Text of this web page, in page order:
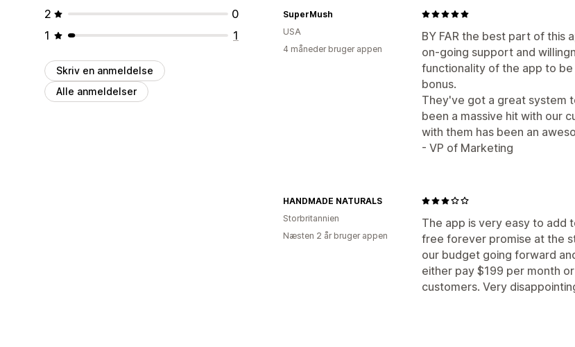
2
0
1
1
Skriv en anmeldelse
Alle anmeldelser
BY FAR the best part of this
on-going support and
functionality of the app to
bonus.
They've got a great system
been a massive hit with our
with them has been an
- VP of Marketing
SuperMush
USA
4 måneder bruger appen
The app is very easy to add
free forever promise at the
our budget going forward
either pay $199 per month
customers. Very
HANDMADE NATURALS
Storbritannien
Næsten 2 år bruger appen